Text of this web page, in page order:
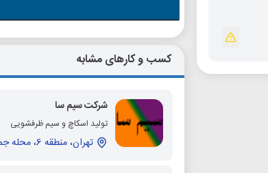
کسب و کارهای مشابه
شرکت سیم سا
تولید اسکاچ و سیم ظرفشویی
تهران، منطقه 6، محله جمالزاده، فرصت شیرازی